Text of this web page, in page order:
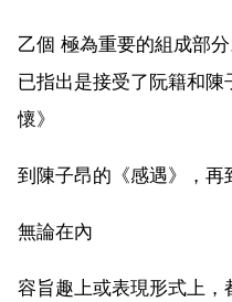
乙個 極為重要的組成部
已指出是接受了阮籍和
懷》
到陳子昂的《感遇》，再
無論在內
容旨趣上或表現形式上，